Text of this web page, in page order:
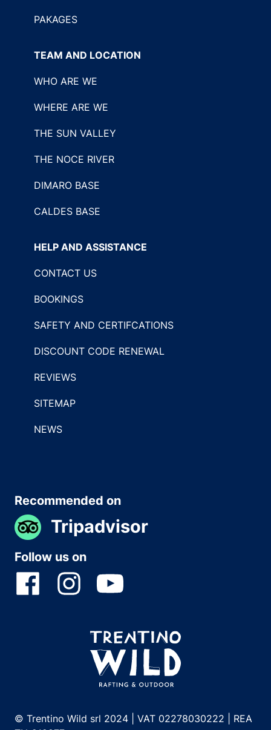
PAKAGES
TEAM AND LOCATION
WHO ARE WE
WHERE ARE WE
THE SUN VALLEY
THE NOCE RIVER
DIMARO BASE
CALDES BASE
HELP AND ASSISTANCE
CONTACT US
BOOKINGS
SAFETY AND CERTIFCATIONS
DISCOUNT CODE RENEWAL
REVIEWS
SITEMAP
NEWS
Recommended on
Tripadvisor
Follow us on
© Trentino Wild srl 2024 | VAT 02278030222 | REA